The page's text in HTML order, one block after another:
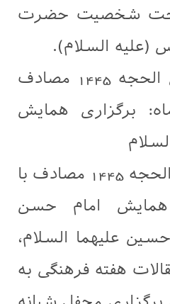
شخصیت حضرت
(علیه السلام).
- جمعه 21 ذی الحجه 1445 مصادف
برگزاری همایش
- شنبه 22 ذی الحجه 1445 مصادف با
همایش امام حسن
علیهما السلام،
هفته فرهنگی به